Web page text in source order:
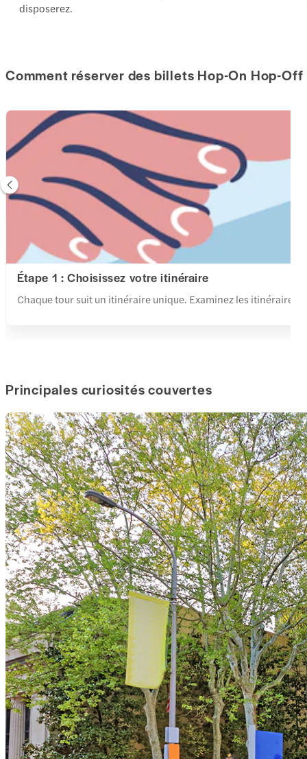
disposerez.
Comment réserver des billets Hop-On Hop-Off
Étape 1 : Choisissez votre itinéraire
Chaque tour suit un itinéraire unique. Examinez les
Principales curiosités couvertes